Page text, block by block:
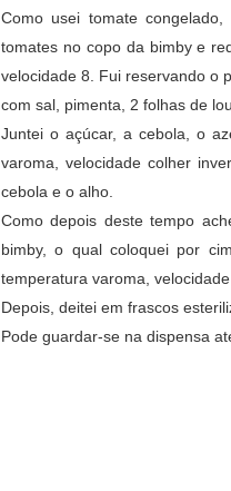
Como usei tomate
tomates no copo da bimby e
velocidade 8. Fui reservando o
com sal, pimenta, 2 folhas de
Juntei o açúcar, a cebola, o
varoma, velocidade colher
cebola e o alho.
Como depois deste tempo
bimby, o qual coloquei por
temperatura varoma, velocidade
Depois, deitei em frascos
Pode guardar-se na dispensa